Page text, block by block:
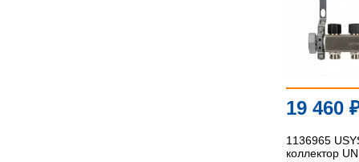
19 460
1136965
коллектор